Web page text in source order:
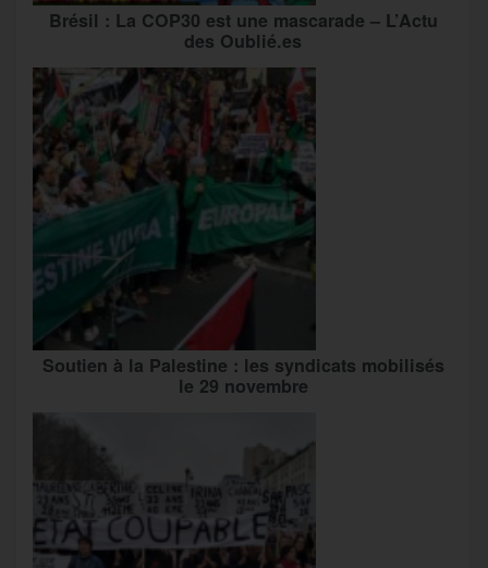
Brésil : La COP30 est une mascarade – L’Actu
des Oublié.es
Soutien à la Palestine : les syndicats mobilisés
le 29 novembre